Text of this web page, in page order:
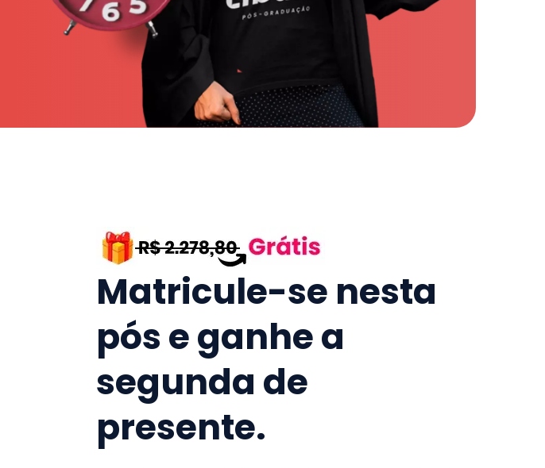
Matricule-se nesta
pós e ganhe a
segunda de
presente.